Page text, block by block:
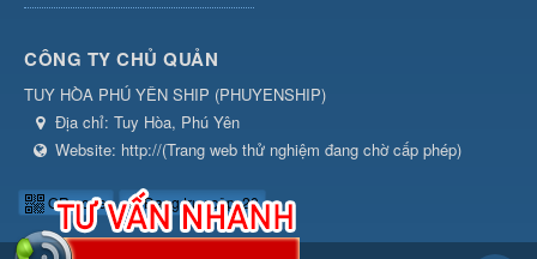
CÔNG TY CHỦ QUẢN
TUY HÒA PHÚ YÊN SHIP (PHUYENSHIP)
Địa chỉ: Tuy Hòa, Phú Yên
Website: http://(Trang web thử nghiệm đang chờ cấp phép)
QR-code Đang truy cập: 20